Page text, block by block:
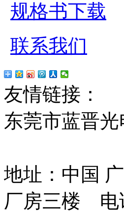
规格书下载
联系我们
友情链接：
东莞市蓝晋
地址：中国
厂房三楼 电